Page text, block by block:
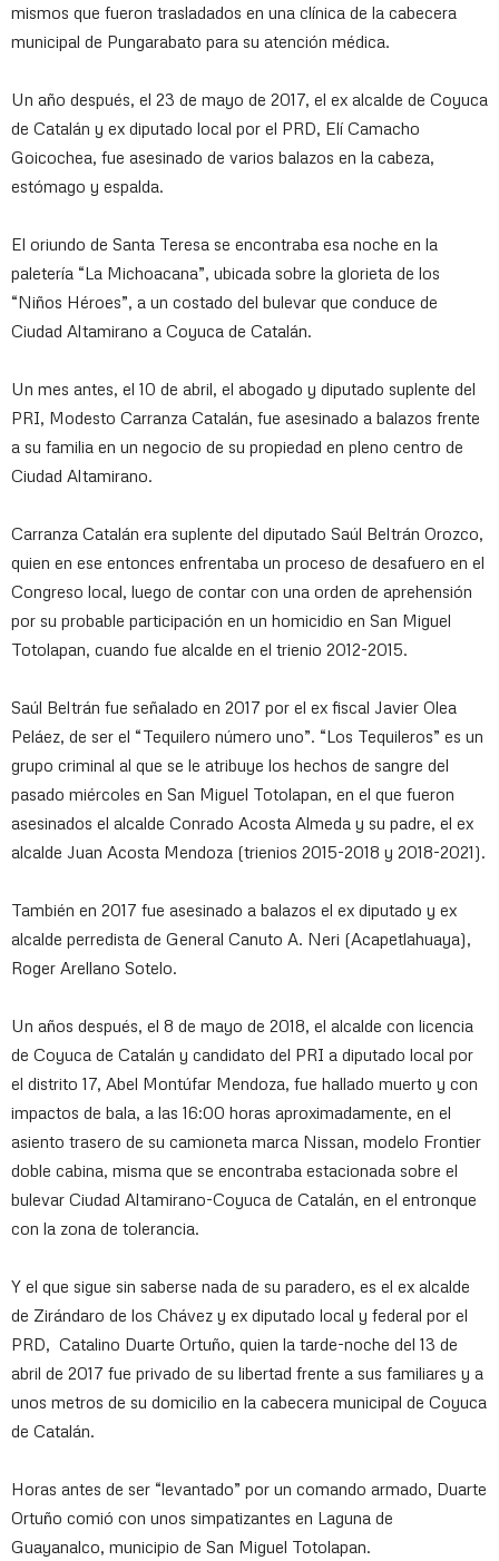
mismos que fueron trasladados en una clínica de la cabecera
municipal de Pungarabato para su atención médica.
Un año después, el 23 de mayo de 2017, el ex alcalde de Coyuca
de Catalán y ex diputado local por el PRD, Elí Camacho
Goicochea, fue asesinado de varios balazos en la cabeza,
estómago y espalda.
El oriundo de Santa Teresa se encontraba esa noche en la
paletería “La Michoacana”, ubicada sobre la glorieta de los
“Niños Héroes”, a un costado del bulevar que conduce de
Ciudad Altamirano a Coyuca de Catalán.
Un mes antes, el 10 de abril, el abogado y diputado suplente del
PRI, Modesto Carranza Catalán, fue asesinado a balazos frente
a su familia en un negocio de su propiedad en pleno centro de
Ciudad Altamirano.
Carranza Catalán era suplente del diputado Saúl Beltrán Orozco,
quien en ese entonces enfrentaba un proceso de desafuero en el
Congreso local, luego de contar con una orden de aprehensión
por su probable participación en un homicidio en San Miguel
Totolapan, cuando fue alcalde en el trienio 2012-2015.
Saúl Beltrán fue señalado en 2017 por el ex fiscal Javier Olea
Peláez, de ser el “Tequilero número uno”. “Los Tequileros” es un
grupo criminal al que se le atribuye los hechos de sangre del
pasado miércoles en San Miguel Totolapan, en el que fueron
asesinados el alcalde Conrado Acosta Almeda y su padre, el ex
alcalde Juan Acosta Mendoza (trienios 2015-2018 y 2018-2021).
También en 2017 fue asesinado a balazos el ex diputado y ex
alcalde perredista de General Canuto A. Neri (Acapetlahuaya),
Roger Arellano Sotelo.
Un años después, el 8 de mayo de 2018, el alcalde con licencia
de Coyuca de Catalán y candidato del PRI a diputado local por
el distrito 17, Abel Montúfar Mendoza, fue hallado muerto y con
impactos de bala, a las 16:00 horas aproximadamente, en el
asiento trasero de su camioneta marca Nissan, modelo Frontier
doble cabina, misma que se encontraba estacionada sobre el
bulevar Ciudad Altamirano-Coyuca de Catalán, en el entronque
con la zona de tolerancia.
Y el que sigue sin saberse nada de su paradero, es el ex alcalde
de Zirándaro de los Chávez y ex diputado local y federal por el
PRD, Catalino Duarte Ortuño, quien la tarde-noche del 13 de
abril de 2017 fue privado de su libertad frente a sus familiares y a
unos metros de su domicilio en la cabecera municipal de Coyuca
de Catalán.
Horas antes de ser “levantado” por un comando armado, Duarte
Ortuño comió con unos simpatizantes en Laguna de
Guayanalco, municipio de San Miguel Totolapan.